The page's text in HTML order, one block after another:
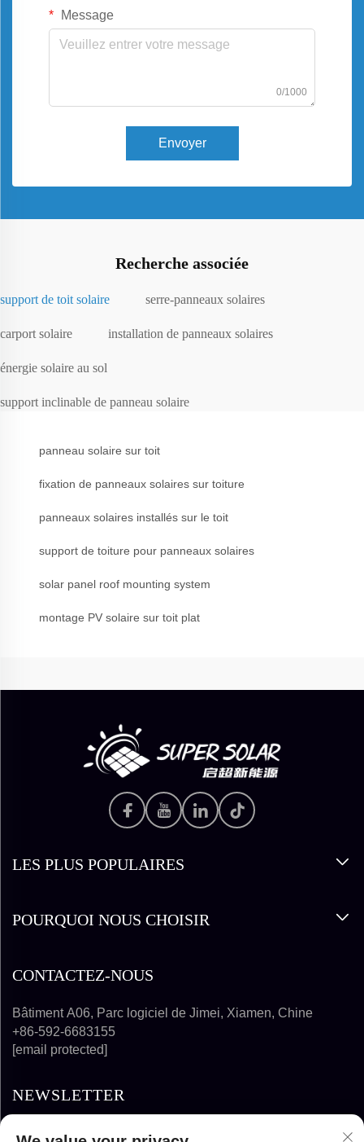
Message
0/1000
Envoyer
Recherche associée
support de toit solaire serre-panneaux solaires
carport solaire installation de panneaux solaires
énergie solaire au sol
support inclinable de panneau solaire
panneau solaire sur toit
fixation de panneaux solaires sur toiture
panneaux solaires installés sur le toit
support de toiture pour panneaux solaires
solar panel roof mounting system
montage PV solaire sur toit plat
LES PLUS POPULAIRES
POURQUOI NOUS CHOISIR
CONTACTEZ-NOUS
Bâtiment A06, Parc logiciel de Jimei, Xiamen, Chine
+86-592-6683155
[email protected]
NEWSLETTER